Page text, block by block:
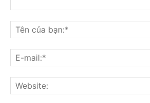
nghĩ
gì
về
bài
viết
này?